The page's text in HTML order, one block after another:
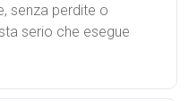
senza perdite o
serio che esegue